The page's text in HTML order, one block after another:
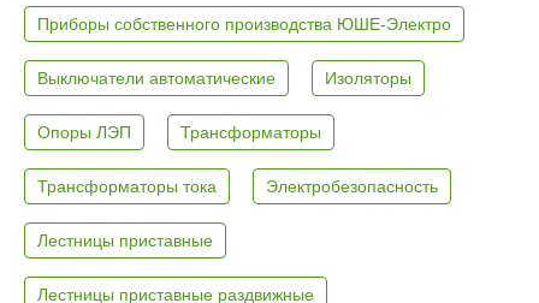
Приборы собственного производства ЮШЕ-Электро
Выключатели автоматические Изоляторы
Опоры ЛЭП Трансформаторы
Трансформаторы тока Электробезопасность
Лестницы приставные
Лестницы приставные раздвижные